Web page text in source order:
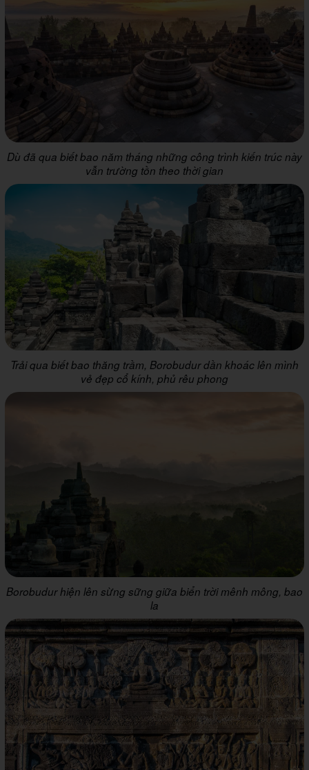
Dù đã qua biết bao năm tháng những công trình kiến trúc này
vẫn trường tồn theo thời gian
Trải qua biết bao thăng trầm, Borobudur dần khoác lên mình
vẻ đẹp cổ kính, phủ rêu phong
Borobudur hiện lên sừng sững giữa biển trời mênh mông, bao
la